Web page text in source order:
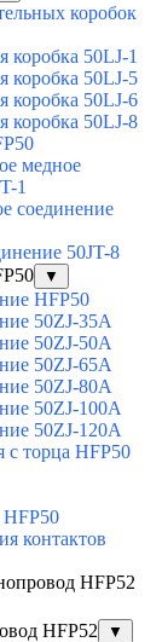
коробок
коробка 50LJ-1
коробка 50LJ-5
коробка 50LJ-6
коробка 50LJ-8
медное
1
соединение
50JT-8
▼
HFP50
50ZJ-35A
50ZJ-50A
50ZJ-65A
50ZJ-80A
50ZJ-100A
50ZJ-120A
с торца HFP50
HFP50
контактов
HFP52
HFP52 ▼